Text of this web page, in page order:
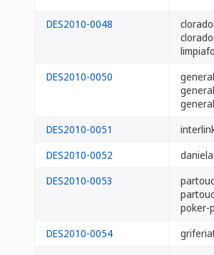
DES2010-0048
DES2010-0050
DES2010-0051
DES2010-0052
DES2010-0053
poker-
DES2010-0054